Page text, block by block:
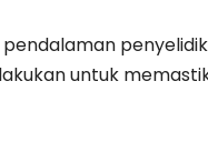
untuk